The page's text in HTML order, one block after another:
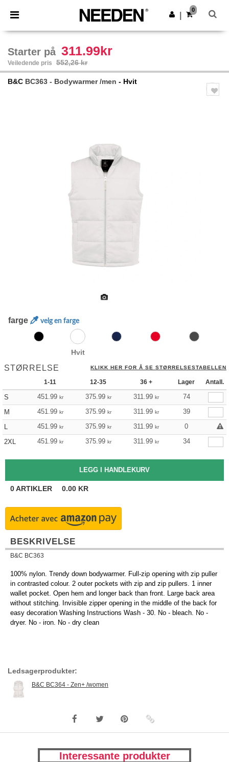
× Needen-app
Bedre priser i appen!
Last ned app
0
Starter på 311.99kr
Veiledende pris 552,26 kr
B&C BC363 - Bodywarmer /men - Hvit
farge velg en farge
Hvit
STØRRELSE KLIKK HER FOR Å SE STØRRELSESTABELLEN
1-11 12-35 36 + Lager Antall.
S 451.99 kr 375.99 kr 311.99 kr
74
M
451.99 kr 375.99 kr 311.99 kr
39
L
451.99 kr 375.99 kr 311.99 kr
0
2XL
451.99 kr 375.99 kr 311.99 kr 34
0ARTIKLER 0.00 KR
BESKRIVELSE
B&C BC363
100% nylon. Trendy down bodywarmer. Full-zip opening with zip puller
in contrasted colour. 2 outer pockets with zip and zip pullers. 1 inner
wallet pocket. Open hem and longer back than front. Large back area
without stitching. Invisible zipper opening in the middle of the back for
easy decoration Washing Instructions Wash - 30. No - bleach. No -
dryer. No - iron. No - dry clean
Ledsagerprodukter:
B&C BC364 - Zen+ /women
Interessante produkter